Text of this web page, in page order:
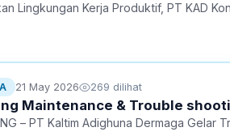
Lingkungan Kerja Produktif, PT KAD
21 May 2026 269 dilihat
Maintenance & Trouble
BONTANG – PT Kaltim Adighuna